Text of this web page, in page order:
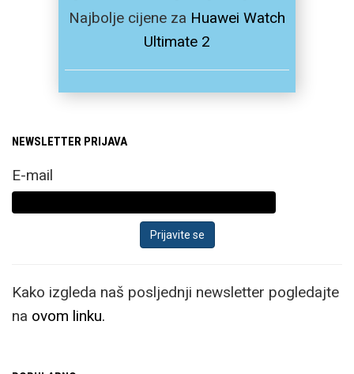
Najbolje cijene za Huawei Watch
Ultimate 2
NEWSLETTER PRIJAVA
E-mail
Kako izgleda naš posljednji newsletter pogledajte
na ovom linku.